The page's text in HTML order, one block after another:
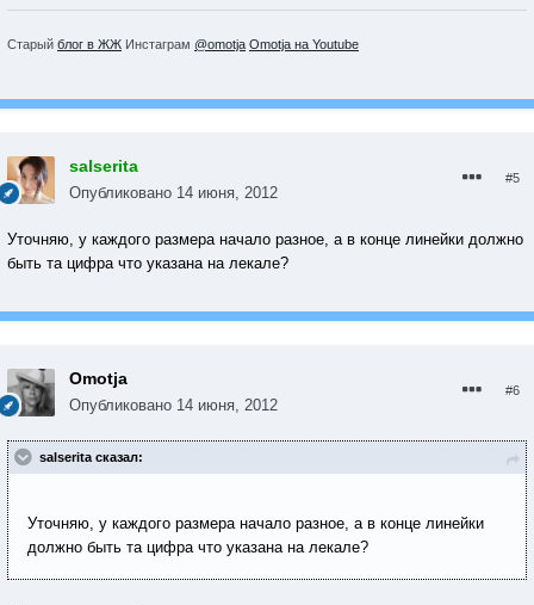
Старый блог в ЖЖ Инстаграм @omotja Omotja на Youtube
salserita
Опубликовано 14 июня, 2012
#5
Уточняю, у каждого размера начало разное, а в конце линейки должно
быть та цифра что указана на лекале?
Omotja
Опубликовано 14 июня, 2012
#6
salserita сказал:
Уточняю, у каждого размера начало разное, а в конце линейки
должно быть та цифра что указана на лекале?